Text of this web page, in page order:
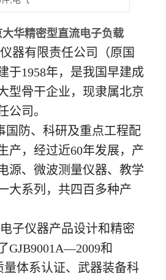
大华精密型直流电子负载
器有限责任公司（原国
于1958年，是我国早建成
型骨干企业，现隶属北京
公司。
防、科研及重点工程配
产，经过近60年发展，产
源、微波测量仪器、教学
大系列，共四百多种产
仪器产品设计和精密
GJB9001A—2009和
量体系认证、武器装备科